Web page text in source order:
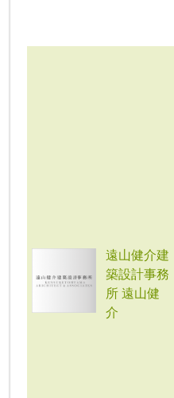
遠山健介建
築設計事務
所 遠山健
介